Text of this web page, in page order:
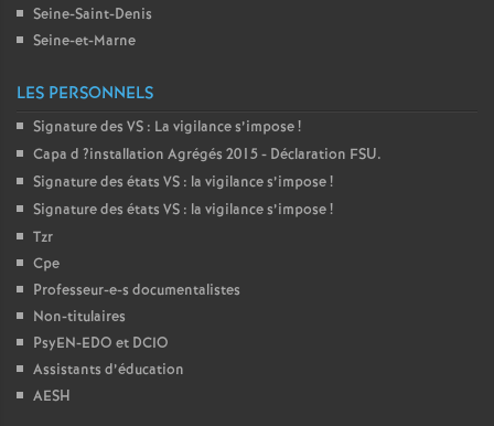
a
n
Seine-Saint-Denis
Seine-et-Marne
LES PERSONNELS
Signature des VS : La vigilance s’impose!
Capa d ?installation Agrégés 2015 - Déclaration FSU.
Signature des états VS : la vigilance s’impose!
Signature des états VS : la vigilance s’impose!
Tzr
Cpe
Professeur-e-s documentalistes
Non-titulaires
PsyEN-EDO et DCIO
Assistants d’éducation
AESH